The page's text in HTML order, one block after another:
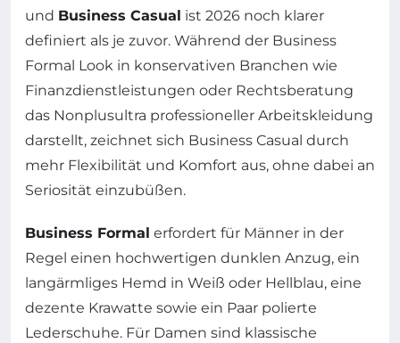
und Business Casual ist 2026 noch klarer
definiert als je zuvor. Während der Business
Formal Look in konservativen Branchen wie
Finanzdienstleistungen oder Rechtsberatung
das Nonplusultra professioneller Arbeitskleidung
darstellt, zeichnet sich Business Casual durch
mehr Flexibilität und Komfort aus, ohne dabei an
Seriosität einzubüßen.
Business Formal erfordert für Männer in der
Regel einen hochwertigen dunklen Anzug, ein
langärmliges Hemd in Weiß oder Hellblau, eine
dezente Krawatte sowie ein Paar polierte
Lederschuhe. Für Damen sind klassische